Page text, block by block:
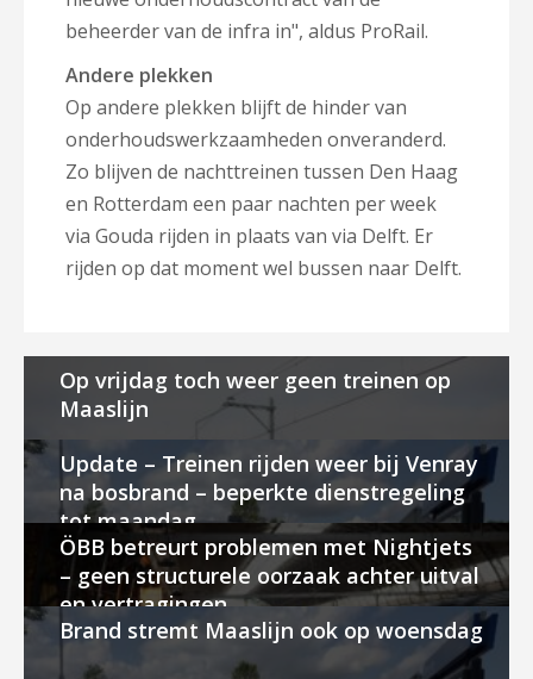
beheerder van de infra in", aldus ProRail.
Andere plekken
Op andere plekken blijft de hinder van
onderhoudswerkzaamheden onveranderd.
Zo blijven de nachttreinen tussen Den Haag
en Rotterdam een paar nachten per week
via Gouda rijden in plaats van via Delft. Er
rijden op dat moment wel bussen naar Delft.
Op vrijdag toch weer geen treinen op
Maaslijn
Update – Treinen rijden weer bij Venray
na bosbrand – beperkte dienstregeling
tot maandag
ÖBB betreurt problemen met Nightjets
– geen structurele oorzaak achter uitval
en vertragingen
Brand stremt Maaslijn ook op woensdag